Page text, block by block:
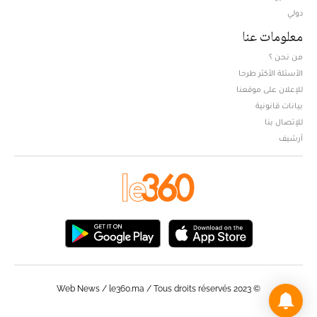
دولي
معلومات عنا
من نحن ؟
الأسئلة الأكثر طرحا
للإعلان على موقعنا
بيانات قانونية
للإتصال بنا
أرشيف
© Web News / le360.ma / Tous droits réservés 2023